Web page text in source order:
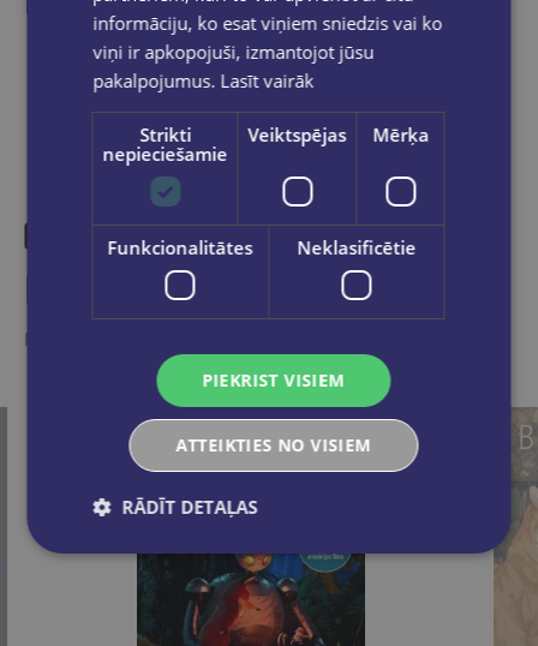
Dalies sociālajos tīklos:
Līdzīgas preces
Ieskaties, varbūt noder
informāciju, ko esat viņiem sniedzis vai ko
viņi ir apkopojuši, izmantojot jūsu
pakalpojumus. Lasīt vairāk
Strikti
nepieciešamie
Veiktspējas Mērķa
Funkcionalitātes Neklasificētie
PIEKRIST VISIEM
ATTEIKTIES NO VISIEM
RĀDĪT DETAĻAS